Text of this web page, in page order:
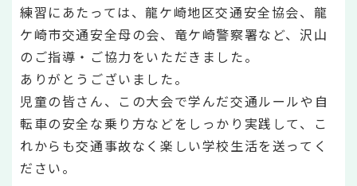
練習にあたっては、龍ケ崎地区交通安全協会、龍
ケ崎市交通安全母の会、竜ケ崎警察署など、沢山
のご指導・ご協力をいただきました。
ありがとうございました。
児童の皆さん、この大会で学んだ交通ルールや自
転車の安全な乗り方などをしっかり実践して、こ
れからも交通事故なく楽しい学校生活を送ってく
ださい。